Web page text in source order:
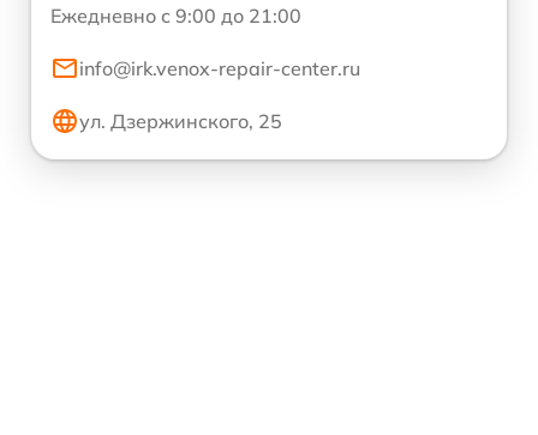
Ежедневно с 9:00 до 21:00
info@irk.venox-repair-center.ru
ул. Дзержинского, 25